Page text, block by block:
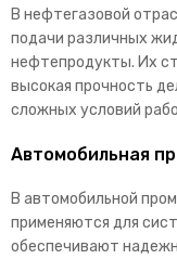
В нефтегазовой
подачи различных
нефтепродукты. Их
высокая прочность
сложных условий
Автомобильная
В автомобильной
применяются для
обеспечивают